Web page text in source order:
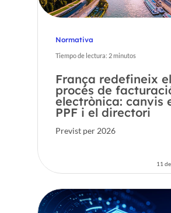
Normativa
Tiempo de lectura: 2minutos
França redefineix el
procés de
electrònica: canvis
PPF i el directori
Previst per 2026
11